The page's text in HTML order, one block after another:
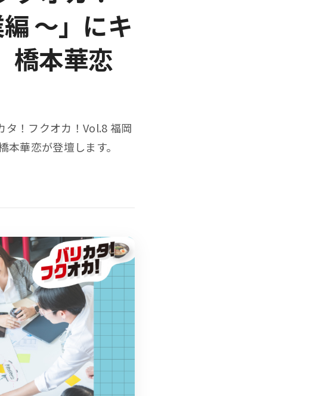
～」にキ
橋本華恋
タ！フクオカ！Vol.8 福岡
華恋が登壇します。